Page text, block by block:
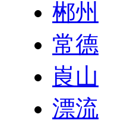
郴州
常德
崀山
漂流